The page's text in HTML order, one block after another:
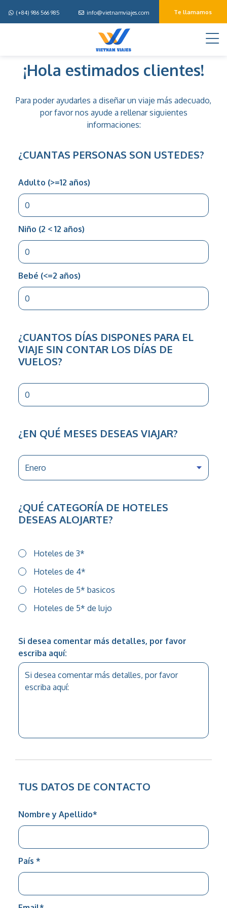
(+84) 986 566 985 info@vietnamviajes.com Te llamamos
¡Hola estimados clientes!
Para poder ayudarles a diseñar un viaje más adecuado,
por favor nos ayude a rellenar siguientes
informaciones:
¿CUANTAS PERSONAS SON USTEDES?
Adulto (>=12 años)
Niño (2 < 12 años)
Bebé (<=2 años)
¿CUANTOS DÍAS DISPONES PARA EL
VIAJE SIN CONTAR LOS DÍAS DE
VUELOS?
¿EN QUÉ MESES DESEAS VIAJAR?
¿QUÉ CATEGORÍA DE HOTELES
DESEAS ALOJARTE?
Hoteles de 3*
Hoteles de 4*
Hoteles de 5* basicos
Hoteles de 5* de lujo
Si desea comentar más detalles, por favor
escriba aquí:
TUS DATOS DE CONTACTO
Nombre y Apellido*
País *